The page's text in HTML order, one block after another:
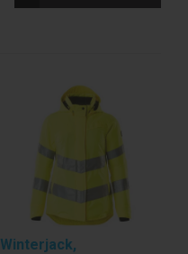
Winterjack,